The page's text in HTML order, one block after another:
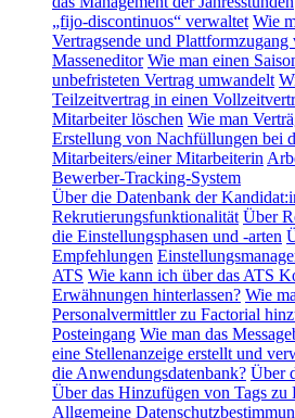
„fijo-discontinuos“ verwaltet Wie
Vertragsende und Plattformzugang
Masseneditor Wie man einen
unbefristeten Vertrag umwandelt
Teilzeitvertrag in einen
Mitarbeiter löschen Wie man
Erstellung von Nachfüllungen bei
Mitarbeiters/einer Mitarbeiterin
Bewerber-Tracking-System
Über die Datenbank der
Rekrutierungsfunktionalität Über
die Einstellungsphasen und -arten
Empfehlungen
ATS Wie kann ich über das ATS
Erwähnungen hinterlassen? Wie
Personalvermittler zu Factorial
Posteingang Wie man das
eine Stellenanzeige erstellt und
die Anwendungsdatenbank? Über
Über das Hinzufügen von Tags zu
Allgemeine